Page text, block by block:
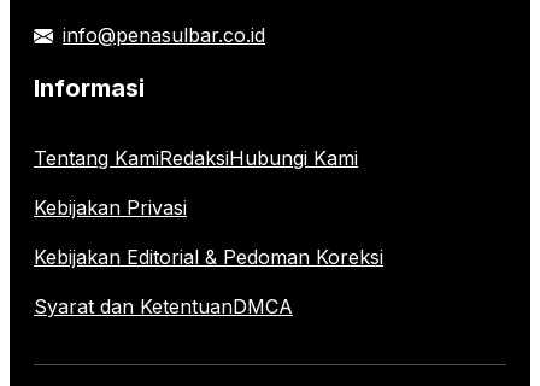
info@penasulbar.co.id
Informasi
Tentang KamiRedaksiHubungi Kami
Kebijakan Privasi
Kebijakan Editorial & Pedoman Koreksi
Syarat dan KetentuanDMCA